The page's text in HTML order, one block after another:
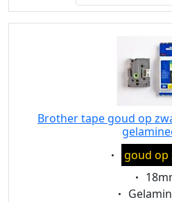
Brother tape goud op
Eigenschaft:
goud op